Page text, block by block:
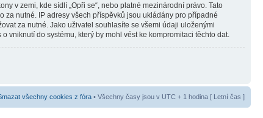
v zemi, kde sídlí „Opři se“, nebo platné mezinárodní právo. Tato
nutné. IP adresy všech příspěvků jsou ukládány pro případné
za nutné. Jako uživatel souhlasíte se všemi údaji uloženými
vniknutí do systému, který by mohl vést ke kompromitaci těchto dat.
všechny cookies z fóra • Všechny časy jsou v UTC + 1 hodina [ Letní čas ]